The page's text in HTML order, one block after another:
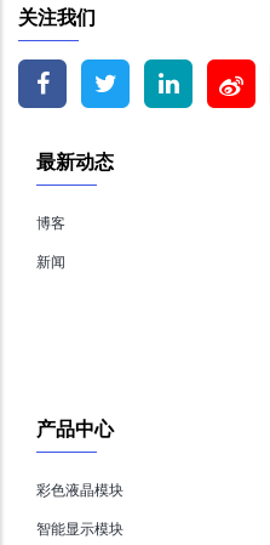
关注我们
最新动态
博客
新闻
产品中心
彩色液晶模块
智能显示模块